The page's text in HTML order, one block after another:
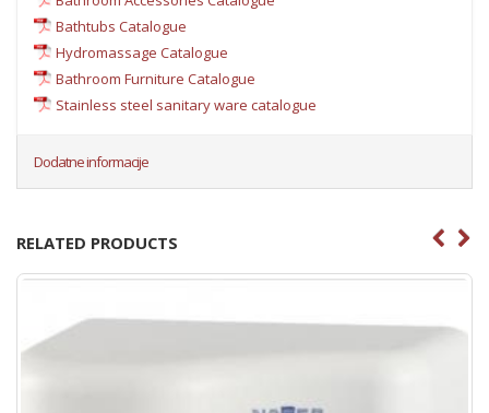
Bathtubs Catalogue
Hydromassage Catalogue
Bathroom Furniture Catalogue
Stainless steel sanitary ware catalogue
Dodatne informacije
RELATED PRODUCTS